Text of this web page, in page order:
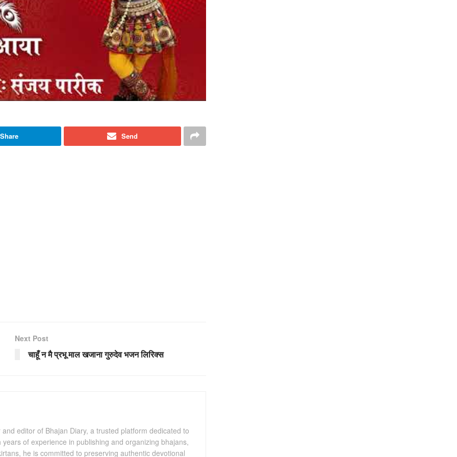
Share Send
Next Post
चाहूँ न मै प्रभू माल खजाना गुरुदेव भजन लिरिक्स
editor of Bhajan Diary, a trusted platform dedicated to
of experience in publishing and organizing bhajans,
he is committed to preserving authentic devotional